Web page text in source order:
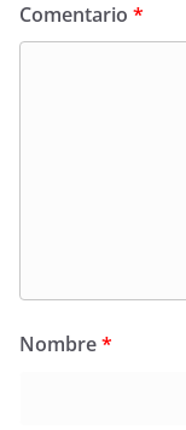
Comentario *
Nombre*